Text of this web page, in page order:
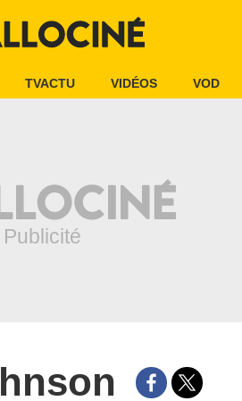
TVACTU VIDÉOS VOD